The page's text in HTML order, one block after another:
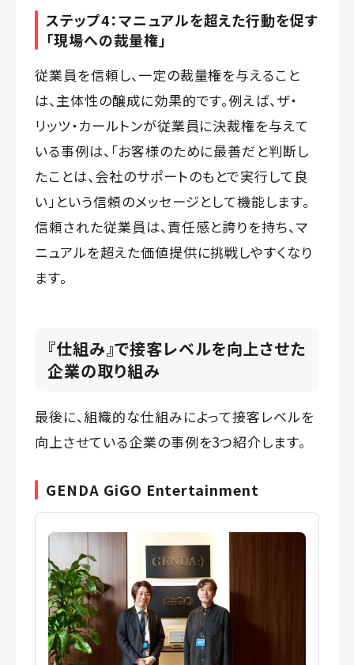
ステップ4：マニュアルを超えた行動を促す
「現場への裁量権」
従業員を信頼し、一定の裁量権を与えること
は、主体性の醸成に効果的です。例えば、ザ・
リッツ・カールトンが従業員に決裁権を与えて
いる事例は、「お客様のために最善だと判断し
たことは、会社のサポートのもとで実行して良
い」という信頼のメッセージとして機能します。
信頼された従業員は、責任感と誇りを持ち、マ
ニュアルを超えた価値提供に挑戦しやすくなり
ます。
『仕組み』で接客レベルを向上させた
企業の取り組み
最後に、組織的な仕組みによって接客レベルを
向上させている企業の事例を3つ紹介します。
GENDA GiGO Entertainment